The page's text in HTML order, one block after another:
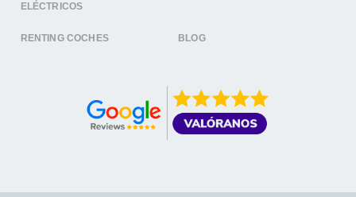
ELÉCTRICOS
RENTING COCHES BLOG